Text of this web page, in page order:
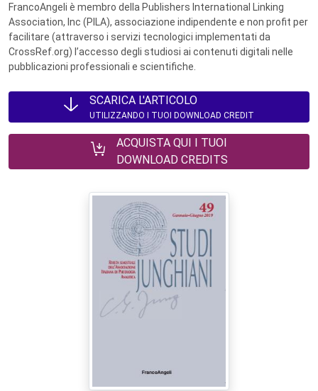
FrancoAngeli è membro della Publishers International Linking
Association, Inc (PILA), associazione indipendente e non profit per
facilitare (attraverso i servizi tecnologici implementati da
CrossRef.org) l’accesso degli studiosi ai contenuti digitali nelle
pubblicazioni professionali e scientifiche.
SCARICA L'ARTICOLO
UTILIZZANDO I TUOI DOWNLOAD CREDIT
ACQUISTA QUI I TUOI
DOWNLOAD CREDITS